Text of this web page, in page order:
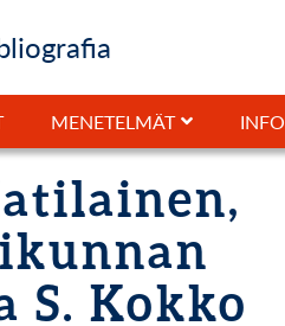
MENETELMÄT INFO
S. Kokko